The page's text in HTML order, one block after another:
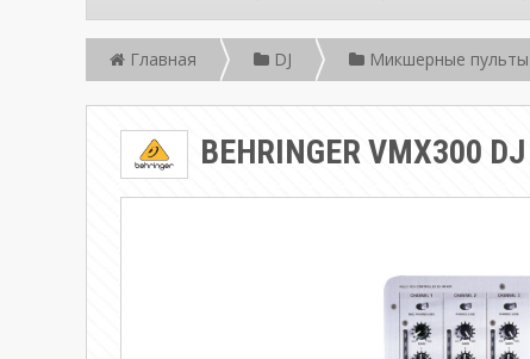
Главная DJ Микшерные пульты
BEHRINGER VMX300